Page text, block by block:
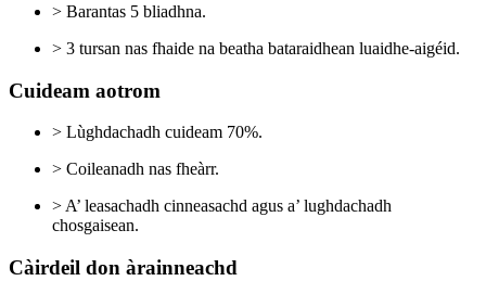
> Barantas 5 bliadhna.
> 3 tursan nas fhaide na beatha bataraidhean luaidhe-aigéid.
Cuideam aotrom
> Lùghdachadh cuideam 70%.
> Coileanadh nas fheàrr.
> A’ leasachadh cinneasachd agus a’ lughdachadh
chosgaisean.
Càirdeil don àrainneachd